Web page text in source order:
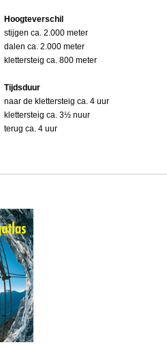
Hoogteverschil
stijgen ca. 2.000 meter
dalen ca. 2.000 meter
klettersteig ca. 800 meter
Tijdsduur
naar de klettersteig ca. 4 uur
klettersteig ca. 3½ nuur
terug ca. 4 uur